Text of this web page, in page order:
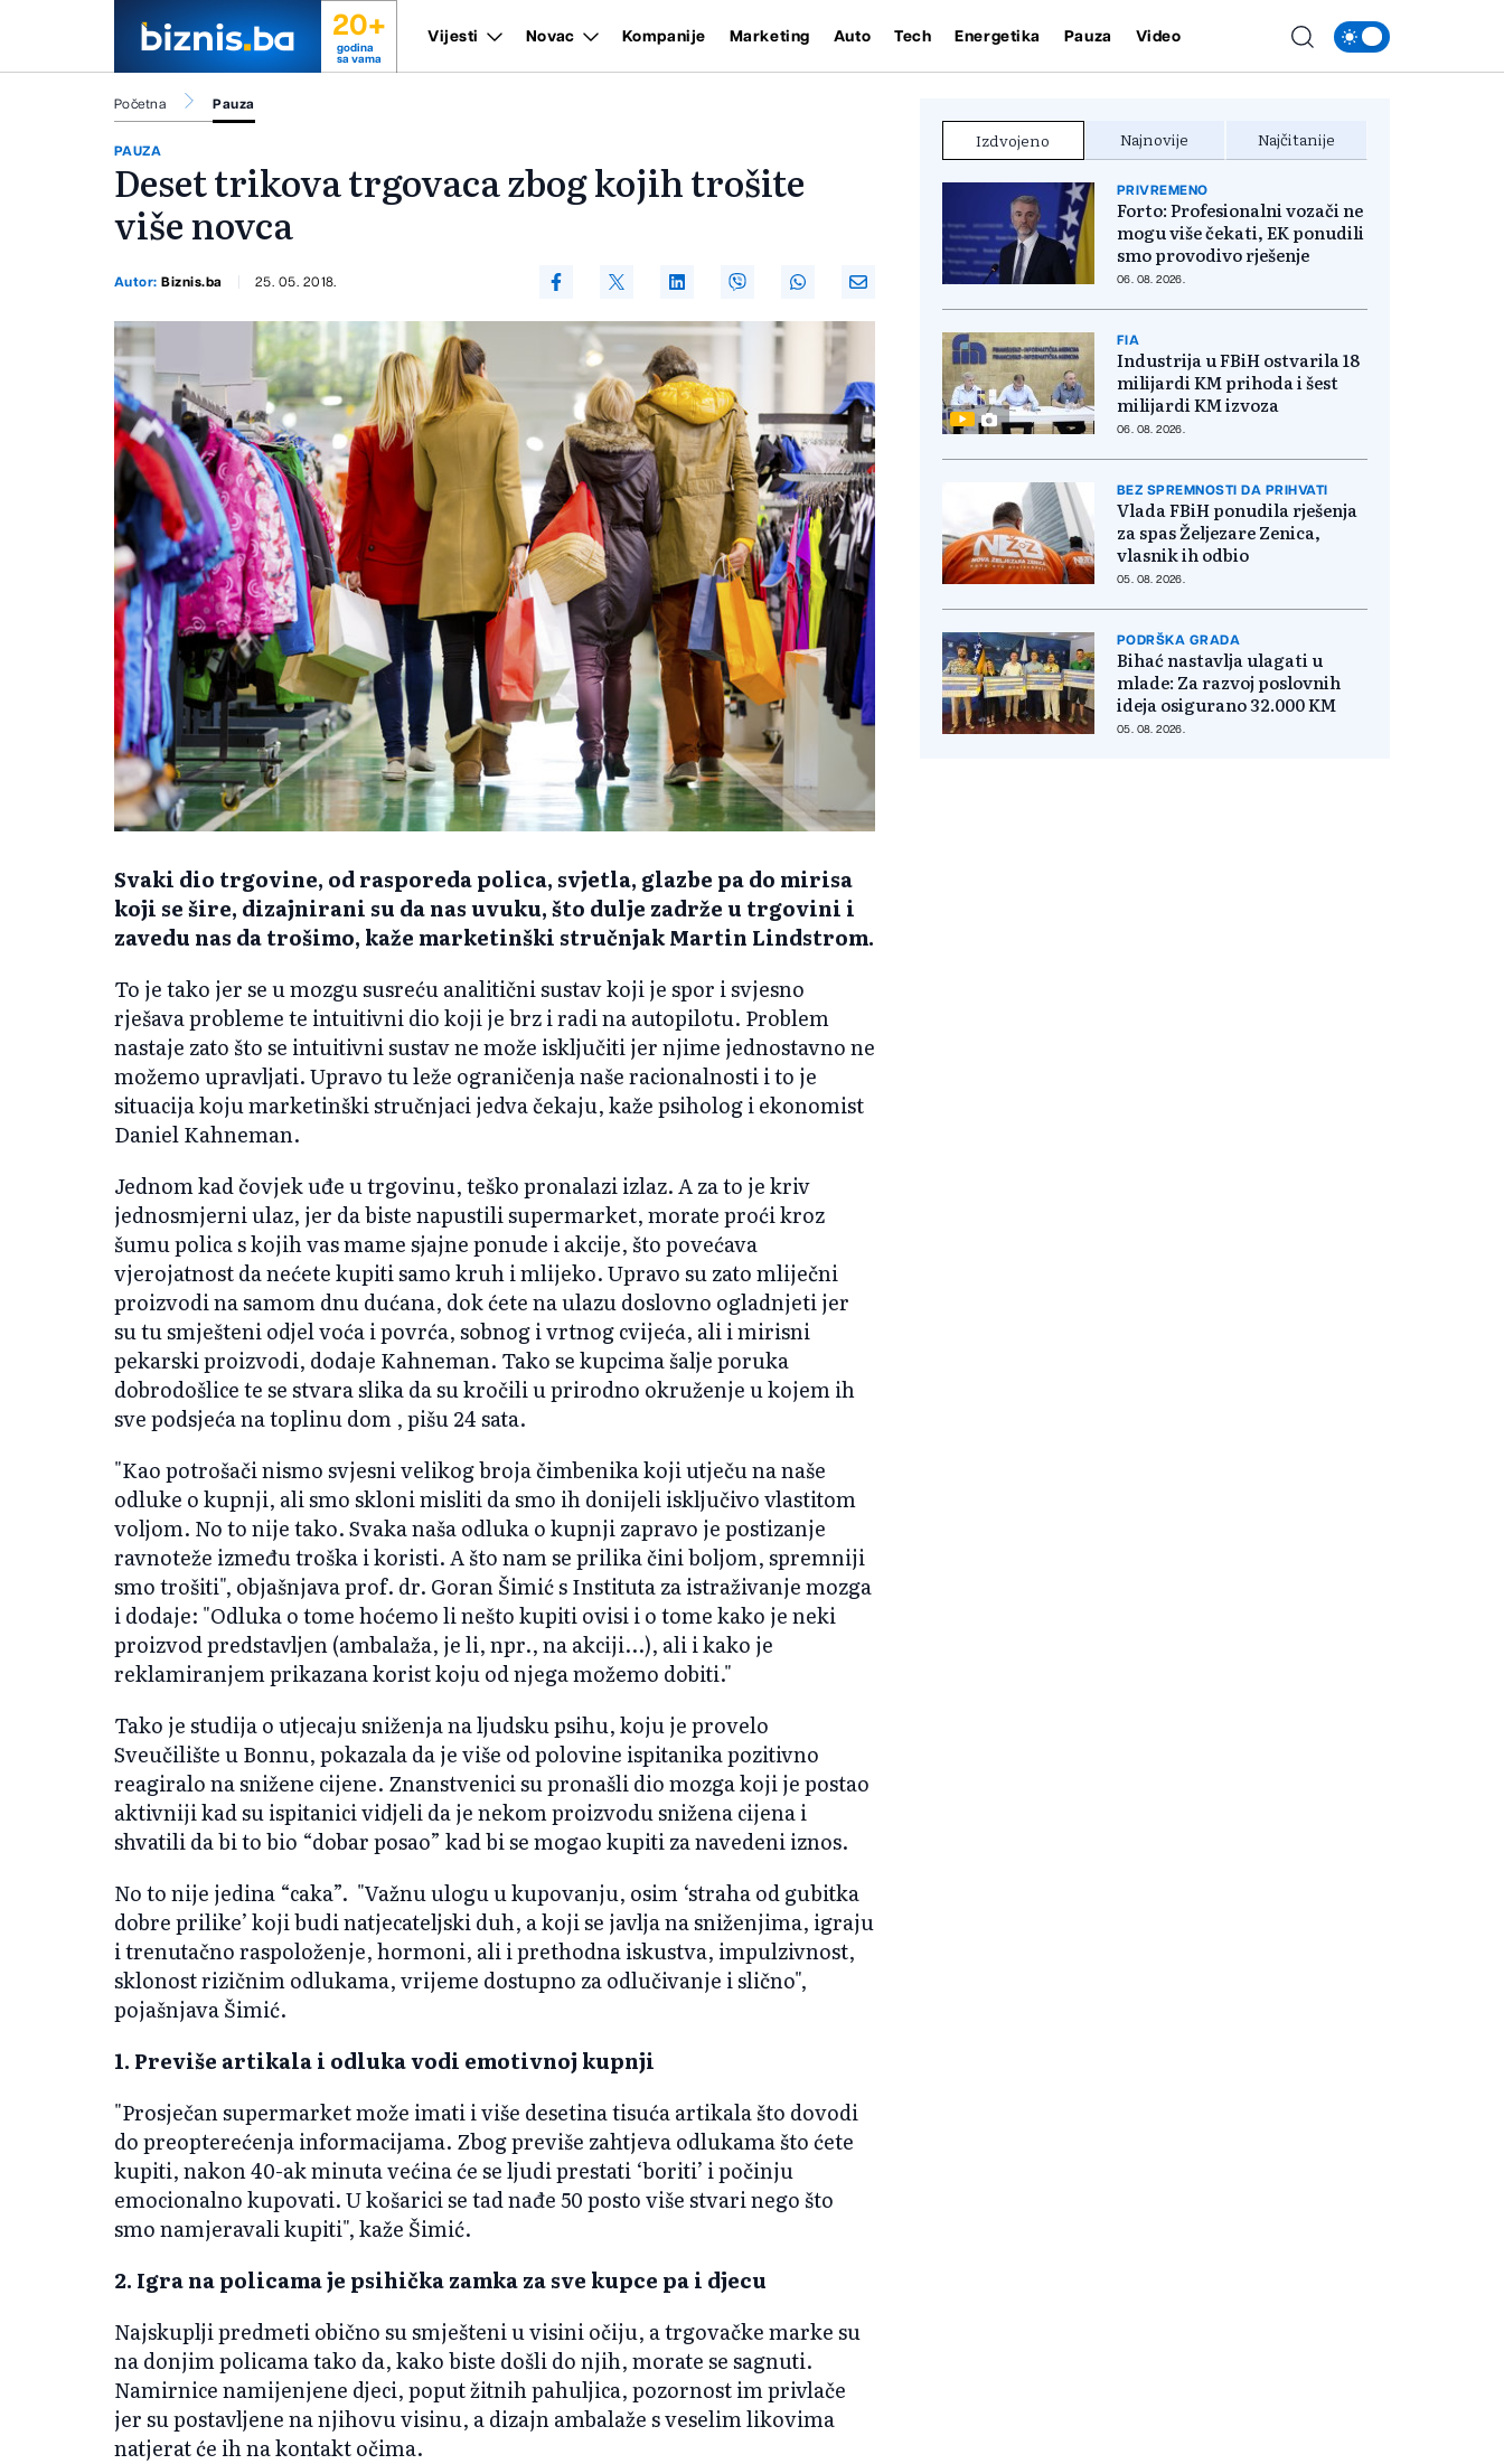
20+
godina
sa vama
Vijesti Novac Kompanije Marketing Auto Tech Energetika Pauza Video
Početna Pauza
PAUZA
Deset trikova trgovaca zbog kojih trošite
više novca
Autor:Biznis.ba 25. 05. 2018.
Svaki dio trgovine, od rasporeda polica, svjetla, glazbe pa do mirisa
koji se šire, dizajnirani su da nas uvuku, što dulje zadrže u trgovini i
zavedu nas da trošimo, kaže marketinški stručnjak Martin Lindstrom.
To je tako jer se u mozgu susreću analitični sustav koji je spor i svjesno
rješava probleme te intuitivni dio koji je brz i radi na autopilotu. Problem
nastaje zato što se intuitivni sustav ne može isključiti jer njime jednostavno ne
možemo upravljati. Upravo tu leže ograničenja naše racionalnosti i to je
situacija koju marketinški stručnjaci jedva čekaju, kaže psiholog i ekonomist
Daniel Kahneman.
Jednom kad čovjek uđe u trgovinu, teško pronalazi izlaz. A za to je kriv
jednosmjerni ulaz, jer da biste napustili supermarket, morate proći kroz
šumu polica s kojih vas mame sjajne ponude i akcije, što povećava
vjerojatnost da nećete kupiti samo kruh i mlijeko. Upravo su zato mliječni
proizvodi na samom dnu dućana, dok ćete na ulazu doslovno ogladnjeti jer
su tu smješteni odjel voća i povrća, sobnog i vrtnog cvijeća, ali i mirisni
pekarski proizvodi, dodaje Kahneman. Tako se kupcima šalje poruka
dobrodošlice te se stvara slika da su kročili u prirodno okruženje u kojem ih
sve podsjeća na toplinu dom , pišu 24 sata.
"Kao potrošači nismo svjesni velikog broja čimbenika koji utječu na naše
odluke o kupnji, ali smo skloni misliti da smo ih donijeli isključivo vlastitom
voljom. No to nije tako. Svaka naša odluka o kupnji zapravo je postizanje
ravnoteže između troška i koristi. A što nam se prilika čini boljom, spremniji
smo trošiti", objašnjava prof. dr. Goran Šimić s Instituta za istraživanje mozga
i dodaje: "Odluka o tome hoćemo li nešto kupiti ovisi i o tome kako je neki
proizvod predstavljen (ambalaža, je li, npr., na akciji...), ali i kako je
reklamiranjem prikazana korist koju od njega možemo dobiti."
Tako je studija o utjecaju sniženja na ljudsku psihu, koju je provelo
Sveučilište u Bonnu, pokazala da je više od polovine ispitanika pozitivno
reagiralo na snižene cijene. Znanstvenici su pronašli dio mozga koji je postao
aktivniji kad su ispitanici vidjeli da je nekom proizvodu snižena cijena i
shvatili da bi to bio “dobar posao” kad bi se mogao kupiti za navedeni iznos.
No to nije jedina “caka”. "Važnu ulogu u kupovanju, osim ‘straha od gubitka
dobre prilike’ koji budi natjecateljski duh, a koji se javlja na sniženjima, igraju
i trenutačno raspoloženje, hormoni, ali i prethodna iskustva, impulzivnost,
sklonost rizičnim odlukama, vrijeme dostupno za odlučivanje i slično",
pojašnjava Šimić.
1. Previše artikala i odluka vodi emotivnoj kupnji
"Prosječan supermarket može imati i više desetina tisuća artikala što dovodi
do preopterećenja informacijama. Zbog previše zahtjeva odlukama što ćete
kupiti, nakon 40-ak minuta većina će se ljudi prestati ‘boriti’ i počinju
emocionalno kupovati. U košarici se tad nađe 50 posto više stvari nego što
smo namjeravali kupiti", kaže Šimić.
2. Igra na policama je psihička zamka za sve kupce pa i djecu
Najskuplji predmeti obično su smješteni u visini očiju, a trgovačke marke su
na donjim policama tako da, kako biste došli do njih, morate se sagnuti.
Namirnice namijenjene djeci, poput žitnih pahuljica, pozornost im privlače
jer su postavljene na njihovu visinu, a dizajn ambalaže s veselim likovima
natjerat će ih na kontakt očima.
Izdvojeno Najnovije Najčitanije
PRIVREMENO
Forto: Profesionalni vozači ne
mogu više čekati, EK ponudili
smo provodivo rješenje
06. 08. 2026.
FIA
Industrija u FBiH ostvarila 18
milijardi KM prihoda i šest
milijardi KM izvoza
06. 08. 2026.
BEZ SPREMNOSTI DA PRIHVATI
Vlada FBiH ponudila rješenja
za spas Željezare Zenica,
vlasnik ih odbio
05. 08. 2026.
PODRŠKA GRADA
Bihać nastavlja ulagati u
mlade: Za razvoj poslovnih
ideja osigurano 32.000 KM
05. 08. 2026.